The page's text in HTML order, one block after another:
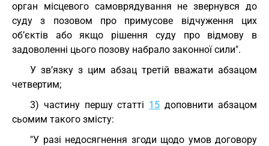
орган місцевого самоврядування не звернувся до
суду з позовом про примусове відчуження цих
об’єктів або якщо рішення суду про відмову в
задоволенні цього позову набрало законної сили".
У зв’язку з цим абзац третій вважати абзацом
четвертим;
3) частину першу статті 15 доповнити абзацом
сьомим такого змісту:
"У разі недосягнення згоди щодо умов договору